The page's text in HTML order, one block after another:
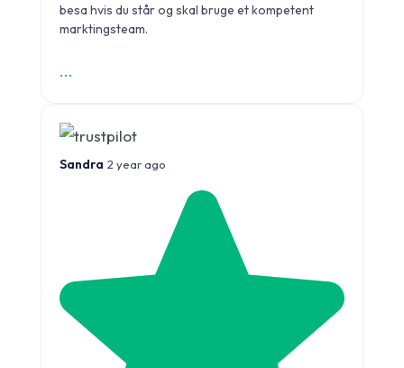
besa hvis du står og skal bruge et kompetent
marktingsteam.
...
Sandra 2 year ago